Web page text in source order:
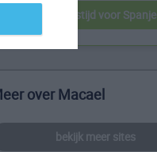
beste reistijd voor Spanje
over Macael
bekijk meer sites